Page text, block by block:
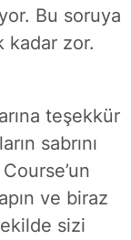
Bu soruya
kadar zor.
teşekkür
sabrını
ve biraz
sizi